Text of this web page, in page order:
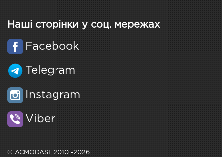
Наші сторінки у соц. мережах
Facebook
Telegram
Instagram
Viber
© ACMODASI, 2010 -2026